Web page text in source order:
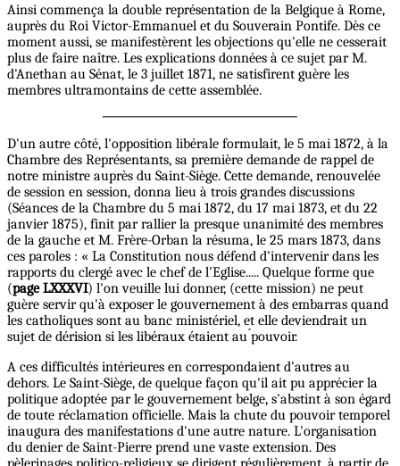
Ainsi commença la double représentation de la Belgique à Rome,
auprès du Roi Victor-Emmanuel et du Souverain Pontife. Dès ce
moment aussi, se manifestèrent les objections qu'elle ne cesserait
plus de faire naître. Les explications données à ce sujet par M.
d'Anethan au Sénat, le 3 juillet 1871, ne satisfirent guère les
membres ultramontains de cette assemblée.
D'un autre côté, l'opposition libérale formulait, le 5 mai 1872, à la
Chambre des Représentants, sa première demande de rappel de
notre ministre auprès du Saint-Siège. Cette demande, renouvelée
de session en session, donna lieu à trois grandes discussions
(Séances de la Chambre du 5 mai 1872, du 17 mai 1873, et du 22
janvier 1875), finit par rallier la presque unanimité des membres
de la gauche et M. Frère-Orban la résuma, le 25 mars 1873, dans
ces paroles : « La Constitution nous défend d'intervenir dans les
rapports du clergé avec le chef de l'Eglise..... Quelque forme que
(page LXXXVI) l'on veuille lui donner, (cette mission) ne peut
guère servir qu'à exposer le gouvernement à des embarras quand
les catholiques sont au banc ministériel, et elle deviendrait un
sujet de dérision si les libéraux étaient au ́pouvoir.
A ces difficultés intérieures en correspondaient d'autres au
dehors. Le Saint-Siège, de quelque façon qu'il ait pu apprécier la
politique adoptée par le gouvernement belge, s'abstint à son égard
de toute réclamation officielle. Mais la chute du pouvoir temporel
inaugura des manifestations d'une autre nature. L'organisation
du denier de Saint-Pierre prend une vaste extension. Des